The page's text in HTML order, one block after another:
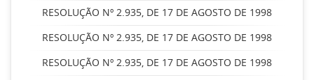
RESOLUÇÃO Nº 2.935, DE 17 DE AGOSTO DE 1998
RESOLUÇÃO Nº 2.935, DE 17 DE AGOSTO DE 1998
RESOLUÇÃO Nº 2.935, DE 17 DE AGOSTO DE 1998